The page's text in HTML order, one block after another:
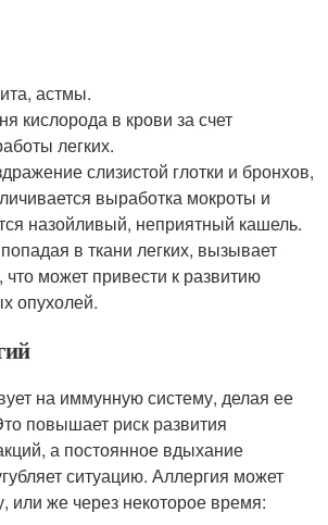
астмы.
кислорода в крови за счет
легких.
слизистой глотки и бронхов,
выработка мокроты и
назойливый, неприятный кашель.
в ткани легких, вызывает
что может привести к развитию
опухолей.
на иммунную систему, делая ее
повышает риск развития
а постоянное вдыхание
ситуацию. Аллергия может
или же через некоторое время: